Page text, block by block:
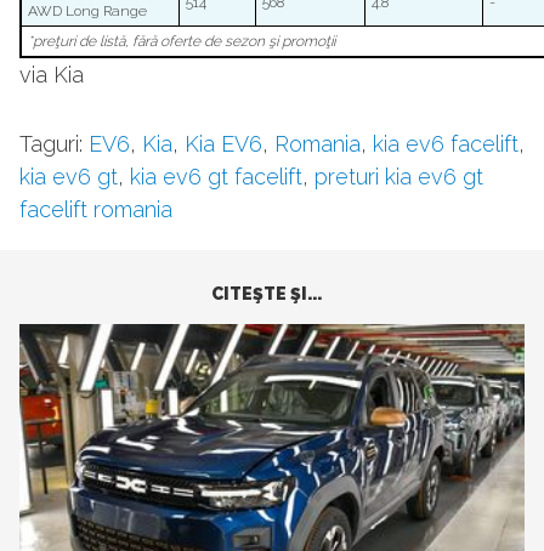
AWD Long Range
*preţuri de listă, fără oferte de sezon şi promoţii
via Kia
Taguri: EV6, Kia, Kia EV6, Romania, kia ev6 facelift,
kia ev6 gt, kia ev6 gt facelift, preturi kia ev6 gt
facelift romania
CITEŞTE ŞI...